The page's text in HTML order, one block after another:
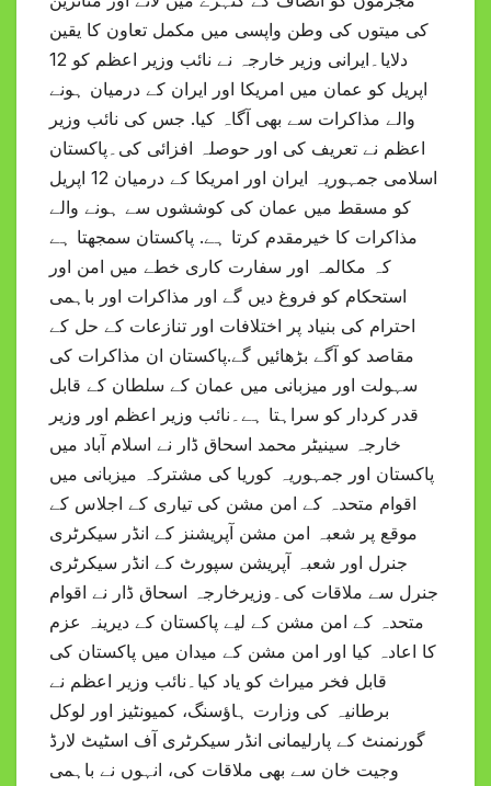
کی میتوں کی وطن واپسی میں مکمل تعاون کا یقین
دلایا۔ایرانی وزیر خارجہ نے نائب وزیر اعظم کو 12
اپریل کو عمان میں امریکا اور ایران کے درمیان ہونے
والے مذاکرات سے بھی آگاہ کیا. جس کی نائب وزیر
اعظم نے تعریف کی اور حوصلہ افزائی کی۔پاکستان
اسلامی جمہوریہ ایران اور امریکا کے درمیان 12 اپریل
کو مسقط میں عمان کی کوششوں سے ہونے والے
مذاکرات کا خیرمقدم کرتا ہے. پاکستان سمجھتا ہے
کہ مکالمہ اور سفارت کاری خطے میں امن اور
استحکام کو فروغ دیں گے اور مذاکرات اور باہمی
احترام کی بنیاد پر اختلافات اور تنازعات کے حل کے
مقاصد کو آگے بڑھائیں گے.پاکستان ان مذاکرات کی
سہولت اور میزبانی میں عمان کے سلطان کے قابل
قدر کردار کو سراہتا ہے۔نائب وزیر اعظم اور وزیر
خارجہ سینیٹر محمد اسحاق ڈار نے اسلام آباد میں
پاکستان اور جمہوریہ کوریا کی مشترکہ میزبانی میں
اقوام متحدہ کے امن مشن کی تیاری کے اجلاس کے
موقع پر شعبہ امن مشن آپریشنز کے انڈر سیکرٹری
جنرل اور شعبہ آپریشن سپورٹ کے انڈر سیکرٹری
جنرل سے ملاقات کی۔وزیرخارجہ اسحاق ڈار نے اقوام
متحدہ کے امن مشن کے لیے پاکستان کے دیرینہ عزم
کا اعادہ کیا اور امن مشن کے میدان میں پاکستان کی
قابل فخر میراث کو یاد کیا۔نائب وزیر اعظم نے
برطانیہ کی وزارت ہاؤسنگ، کمیونٹیز اور لوکل
گورنمنٹ کے پارلیمانی انڈر سیکرٹری آف اسٹیٹ لارڈ
وجیت خان سے بھی ملاقات کی، انہوں نے باہمی